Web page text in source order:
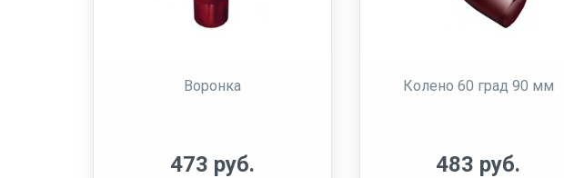
Воронка
473 руб.
Колено 60 град 90 мм
483 руб.